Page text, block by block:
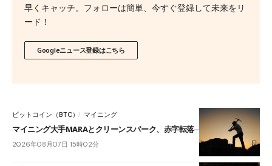
早くキャッチ。フォローは簡単、今すぐ登録して未来をリ
ード！
Googleニュース登録はこちら
ビットコイン（BTC） マイニング
マイニング大手MARAとクリーンスパーク、赤字転落──AI転換に差
2026年08月07日 15時02分